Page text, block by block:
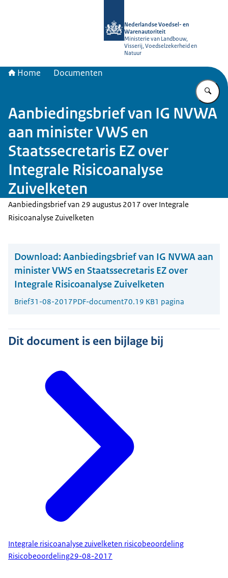
Nederlandse Voedsel- en
Warenautoriteit
Ministerie van Landbouw,
Visserij, Voedselzekerheid en
Natuur
Home Documenten
Aanbiedingsbrief van IG NVWA
aan minister VWS en
Staatssecretaris EZ over
Integrale Risicoanalyse
Zuivelketen
Aanbiedingsbrief van 29 augustus 2017 over Integrale
Risicoanalyse Zuivelketen
Download: Aanbiedingsbrief van IG NVWA aan
minister VWS en Staatssecretaris EZ over
Integrale Risicoanalyse Zuivelketen
Brief31-08-2017PDF-document70.19 KB1 pagina
Dit document is een bijlage bij
Integrale risicoanalyse zuivelketen risicobeoordeling
Risicobeoordeling29-08-2017